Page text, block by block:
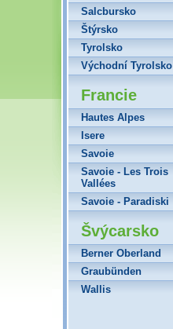
Salcbursko
Štýrsko
Tyrolsko
Východní Tyrolsko
Francie
Hautes Alpes
Isere
Savoie
Savoie - Les Trois
Vallées
Savoie - Paradiski
Švýcarsko
Berner Oberland
Graubünden
Wallis